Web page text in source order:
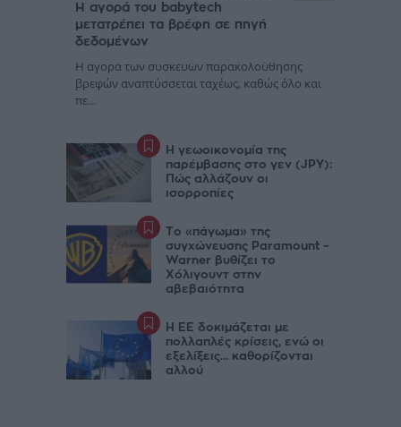
Η αγορά του babytech
μετατρέπει τα βρέφη σε πηγή
δεδομένων
Η αγορά των συσκευών παρακολούθησης
βρεφών αναπτύσσεται ταχέως, καθώς όλο και
πε...
Η γεωοικονομία της
παρέμβασης στο γεν (JPY):
Πώς αλλάζουν οι
ισορροπίες
Το «πάγωμα» της
συγχώνευσης Paramount –
Warner βυθίζει το
Χόλιγουντ στην
αβεβαιότητα
Η ΕΕ δοκιμάζεται με
πολλαπλές κρίσεις, ενώ οι
εξελίξεις... καθορίζονται
αλλού